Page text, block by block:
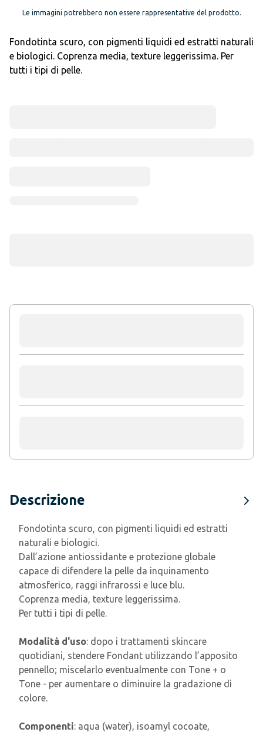
Le immagini potrebbero non essere rappresentative del prodotto.
Fondotinta scuro, con pigmenti liquidi ed estratti naturali
e biologici. Coprenza media, texture leggerissima. Per
tutti i tipi di pelle.
Descrizione
Fondotinta scuro, con pigmenti liquidi ed estratti
naturali e biologici.
Dall’azione antiossidante e protezione globale
capace di difendere la pelle da inquinamento
atmosferico, raggi infrarossi e luce blu.
Coprenza media, texture leggerissima.
Per tutti i tipi di pelle.
Modalità d'uso: dopo i trattamenti skincare
quotidiani, stendere Fondant utilizzando l’apposito
pennello; miscelarlo eventualmente con Tone + o
Tone - per aumentare o diminuire la gradazione di
colore.
Componenti: aqua (water), isoamyl cocoate,